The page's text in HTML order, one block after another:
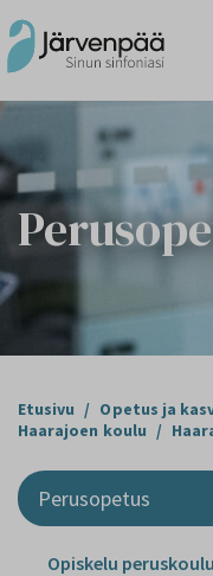
Etusivu / Opetus ja
Haarajoen koulu /
Perusopetus
Opiskelu